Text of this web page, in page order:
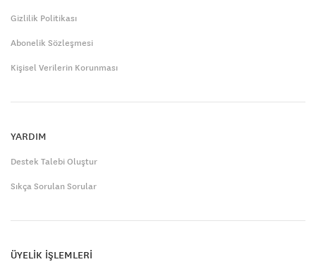
Gizlilik Politikası
Abonelik Sözleşmesi
Kişisel Verilerin Korunması
YARDIM
Destek Talebi Oluştur
Sıkça Sorulan Sorular
ÜYELİK İŞLEMLERİ